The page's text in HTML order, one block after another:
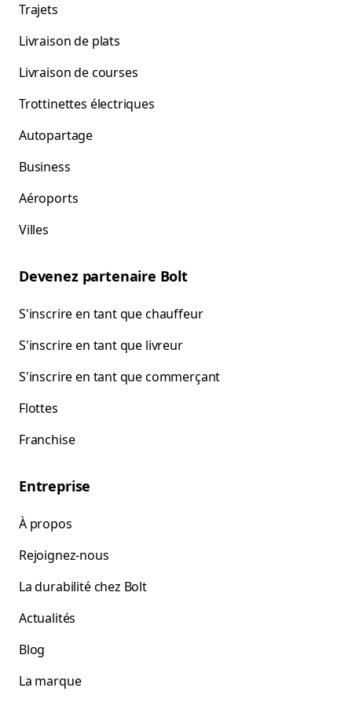
Trajets
Livraison de plats
Livraison de courses
Trottinettes électriques
Autopartage
Business
Aéroports
Villes
Devenez partenaire Bolt
S'inscrire en tant que chauffeur
S'inscrire en tant que livreur
S'inscrire en tant que commerçant
Flottes
Franchise
Entreprise
À propos
Rejoignez-nous
La durabilité chez Bolt
Actualités
Blog
La marque